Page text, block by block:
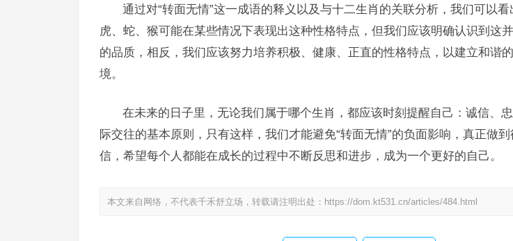
通过对“转面无情”这一成语的释义以及与十二生肖的关联分析，我们可以
虎、蛇、猴可能在某些情况下表现出这种性格特点，但我们应该明确认识到这
的品质，相反，我们应该努力培养积极、健康、正直的性格特点，以建立和谐
境。
在未来的日子里，无论我们属于哪个生肖，都应该时刻提醒自己：诚信、
际交往的基本原则，只有这样，我们才能避免“转面无情”的负面影响，真正做
信，希望每个人都能在成长的过程中不断反思和进步，成为一个更好的自己。
本文来自网络，不代表千禾舒立场，转载请注明出处： https://dom.kt531.cn/articles/484.html